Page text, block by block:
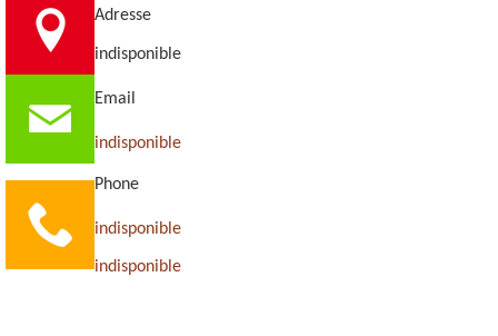
Adresse
indisponible
Email
indisponible
Phone
indisponible
indisponible